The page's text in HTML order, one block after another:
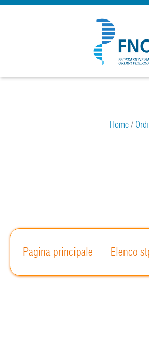
25
Home/
Pagina principale Elenco